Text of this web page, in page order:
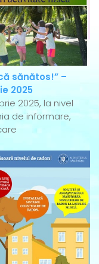
sănătos!” –
2025
2025, la nivel
de informare,